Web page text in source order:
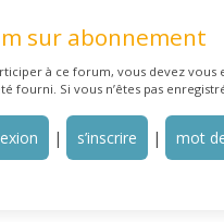
sur abonnement
à ce forum, vous devez vous
fourni. Si vous n’êtes pas
| s’inscrire | mot